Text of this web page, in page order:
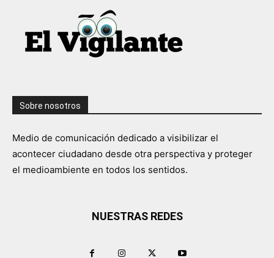
Sobre nosotros
Medio de comunicación dedicado a visibilizar el
acontecer ciudadano desde otra perspectiva y proteger
el medioambiente en todos los sentidos.
NUESTRAS REDES